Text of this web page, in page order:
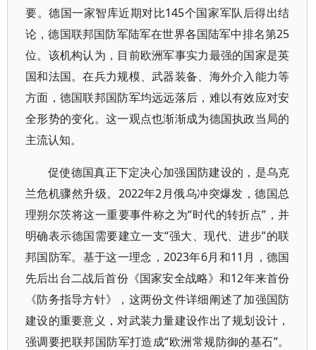
要。德国一家智库近期对比145个国家军队后得出结
论，德国联邦国防军陆军在世界各国陆军中排名第25
位。该机构认为，目前欧洲军事实力最强的国家是英
国和法国。在兵力规模、武器装备、海外介入能力等
方面，德国联邦国防军均远远落后，难以有效应对安
全形势的变化。这一观点也渐渐成为德国执政当局的
主流认知。
促使德国真正下定决心加强国防建设的，是乌克
兰危机骤然升级。2022年2月俄乌冲突爆发，德国总
理朔尔茨将这一重要事件称之为“时代的转折点”，并
明确表示德国需要建立一支“强大、现代、进步”的联
邦国防军。基于这一理念，2023年6月和11月，德国
先后出台二战后首份《国家安全战略》和12年来首份
《防务指导方针》，这两份文件详细阐述了加强国防
建设的重要意义，对武装力量建设作出了规划设计，
强调要把联邦国防军打造成“欧洲常规防御的基石”。